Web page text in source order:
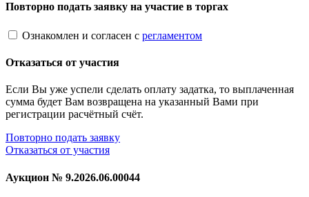
Повторно подать заявку на участие в торгах
Ознакомлен и согласен с регламентом
Отказаться от участия
Если Вы уже успели сделать оплату задатка, то выплаченная
сумма будет Вам возвращена на указанный Вами при
регистрации расчётный счёт.
Повторно подать заявку
Отказаться от участия
Аукцион № 9.2026.06.00044